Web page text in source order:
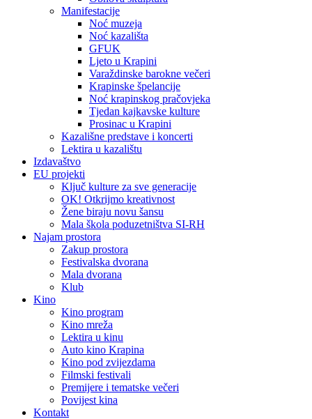
Manifestacije
Noć muzeja
Noć kazališta
GFUK
Ljeto u Krapini
Varaždinske barokne večeri
Krapinske špelancije
Noć krapinskog pračovjeka
Tjedan kajkavske kulture
Prosinac u Krapini
Kazališne predstave i koncerti
Lektira u kazalištu
Izdavaštvo
EU projekti
Ključ kulture za sve generacije
OK! Otkrijmo kreativnost
Žene biraju novu šansu
Mala škola poduzetništva SI-RH
Najam prostora
Zakup prostora
Festivalska dvorana
Mala dvorana
Klub
Kino
Kino program
Kino mreža
Lektira u kinu
Auto kino Krapina
Kino pod zvijezdama
Filmski festivali
Premijere i tematske večeri
Povijest kina
Kontakt